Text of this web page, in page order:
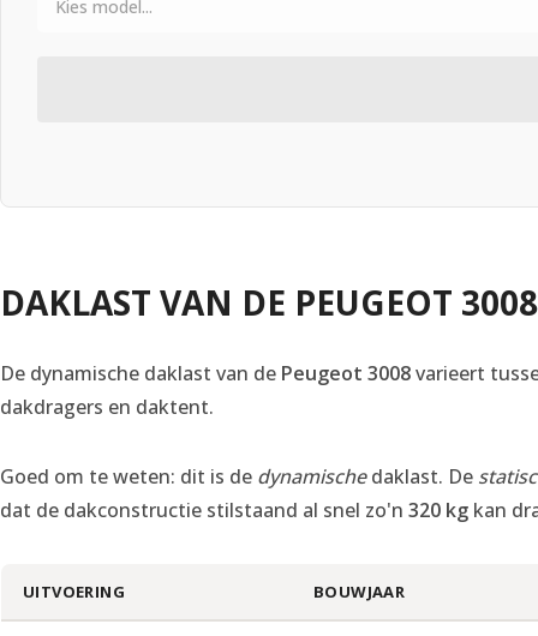
DAKLAST VAN DE PEUGEOT 3008
De dynamische daklast van de Peugeot 3008varieert
dakdragers en daktent.
Goed om te weten: dit is de dynamischedaklast. De
dat de dakconstructie stilstaand al snel zo'n 320 kg kan
UITVOERING BOUWJAAR